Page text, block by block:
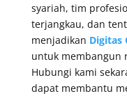
syariah, tim
terjangkau, dan
menjadikan Digitas
untuk membangun
Hubungi kami
dapat membantu